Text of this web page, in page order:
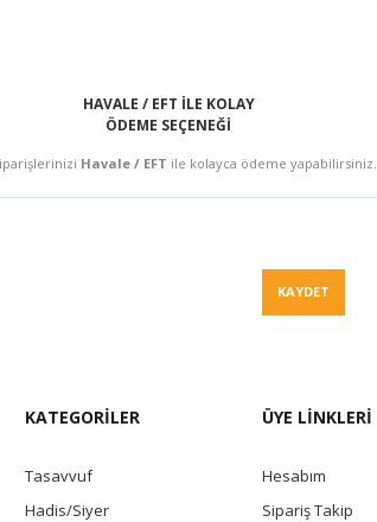
HAVALE / EFT İLE KOLAY
ÖDEME SEÇENEĞİ
Havale / EFT ile kolayca ödeme yapabilirsiniz.
KAYDET
KATEGORİLER
Tasavvuf
Hadis/Siyer
ÜYE LİNKLERİ
Hesabım
Sipariş Takip